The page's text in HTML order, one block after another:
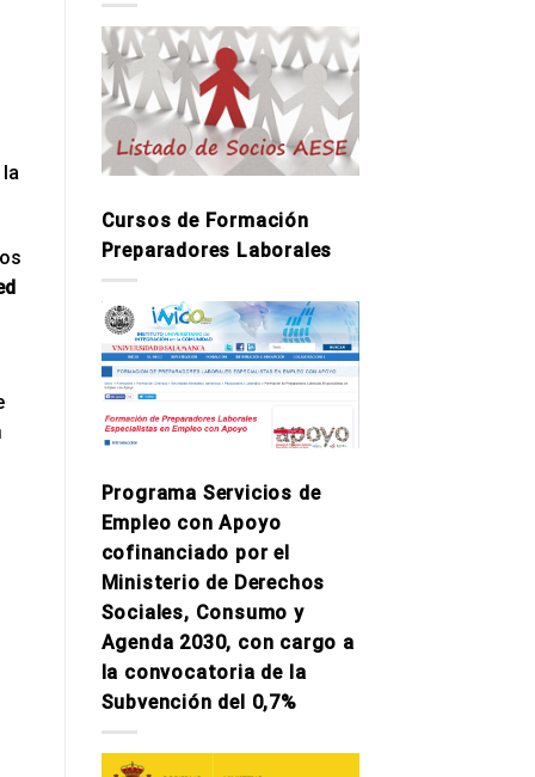
Cursos de Formación
Preparadores Laborales
Programa Servicios de
Empleo con Apoyo
cofinanciado por el
Ministerio de Derechos
Sociales, Consumo y
Agenda 2030, con cargo a
la convocatoria de la
Subvención del 0,7%